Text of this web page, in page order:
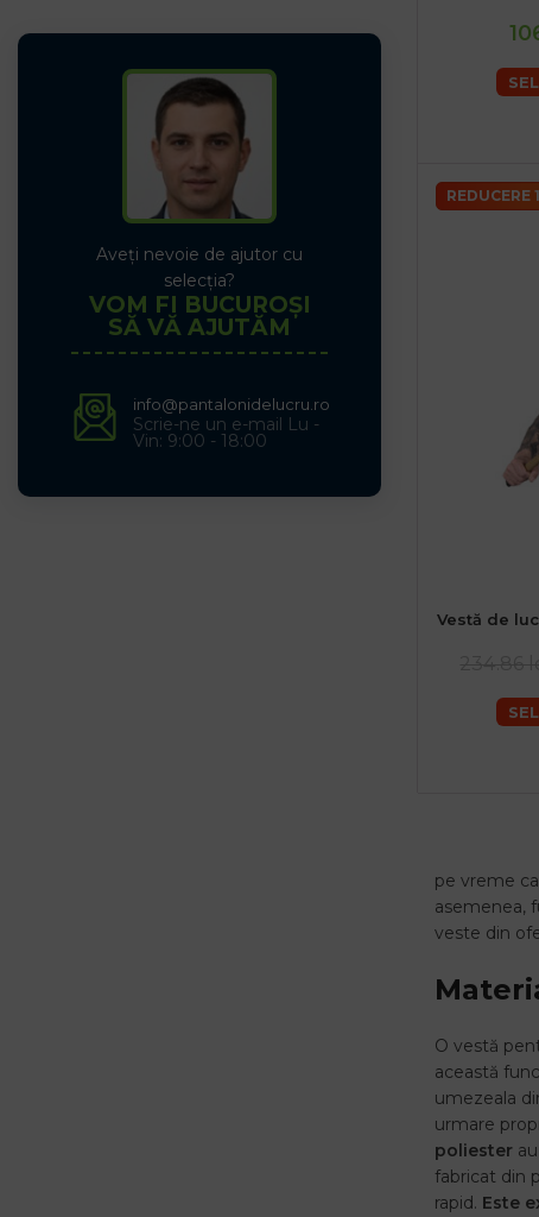
Aveți nevoie de ajutor cu
selecția?
VOM FI BUCUROȘI
SĂ VĂ AJUTĂM
info@pantalonidelucru.ro
Scrie-ne un e-mail Lu -
Vin: 9:00 - 18:00
REDUCERE
48 (M)
Vestă de
pe vreme
asemenea,
veste din
O vestă
această
umezeala
urmare
poliester
fabricat din
rapid. Este